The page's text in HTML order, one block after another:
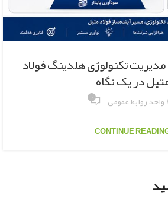
تکنولوژی هلدینگ فولاد
در یک نگاه
واحد روابط عمومی ۰
CONTINUE